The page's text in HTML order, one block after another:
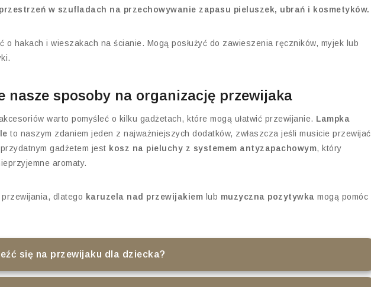
w szufladach na przechowywanie zapasu pieluszek, ubrań i kosmetyków.
o hakach i wieszakach na ścianie. Mogą posłużyć do zawieszenia ręczników, myjek lub
nasze sposoby na organizację przewijaka
warto pomyśleć o kilku gadżetach, które mogą ułatwić przewijanie. Lampka
to naszym zdaniem jeden z najważniejszych dodatków, zwłaszcza jeśli musicie przewijać
gadżetem jest kosz na pieluchy z systemem antyzapachowym, który
aromaty.
dlatego karuzela nad przewijakiem lub muzyczna pozytywka mogą pomóc
się na przewijaku dla dziecka?